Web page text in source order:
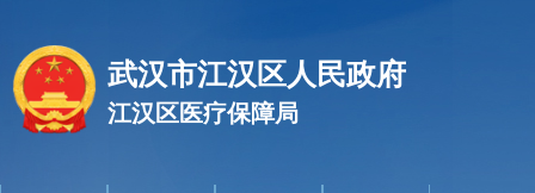
武汉市江汉区人民政府
江汉区医疗保障局